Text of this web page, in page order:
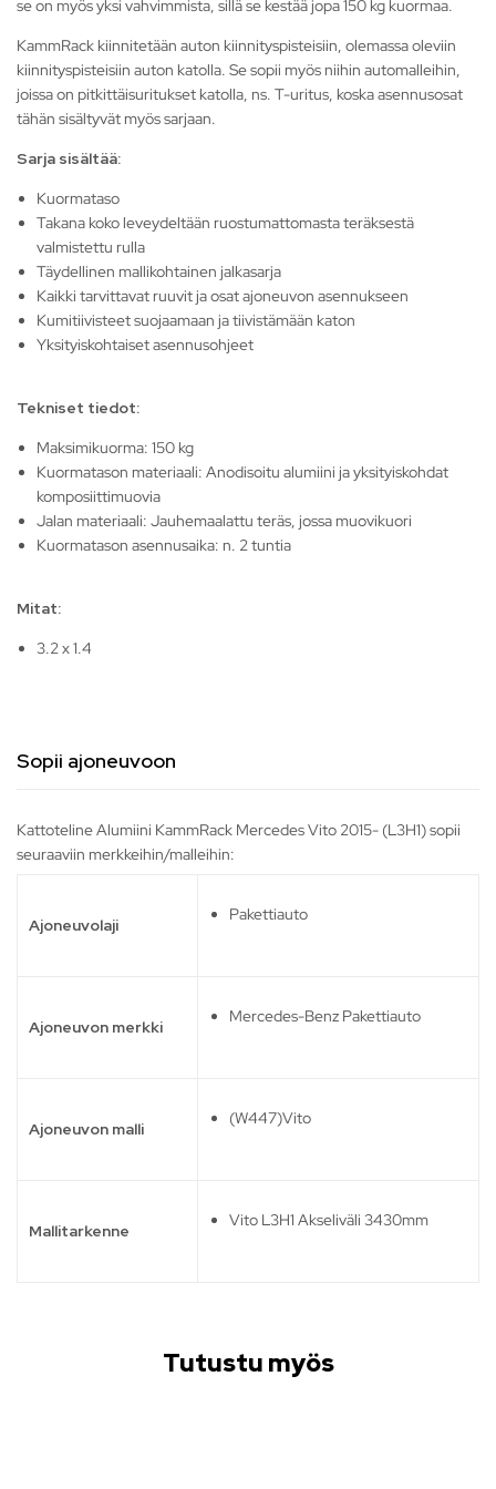
se on myös yksi vahvimmista, sillä se kestää jopa 150 kg kuormaa.
KammRack kiinnitetään auton kiinnityspisteisiin, olemassa oleviin
kiinnityspisteisiin auton katolla. Se sopii myös niihin automalleihin,
joissa on pitkittäisuritukset katolla, ns. T-uritus, koska asennusosat
tähän sisältyvät myös sarjaan.
Sarja sisältää:
Kuormataso
Takana koko leveydeltään ruostumattomasta teräksestä
valmistettu rulla
Täydellinen mallikohtainen jalkasarja
Kaikki tarvittavat ruuvit ja osat ajoneuvon asennukseen
Kumitiivisteet suojaamaan ja tiivistämään katon
Yksityiskohtaiset asennusohjeet
Tekniset tiedot:
Maksimikuorma: 150 kg
Kuormatason materiaali: Anodisoitu alumiini ja yksityiskohdat
komposiittimuovia
Jalan materiaali: Jauhemaalattu teräs, jossa muovikuori
Kuormatason asennusaika: n. 2 tuntia
Mitat:
3.2 x 1.4
Sopii ajoneuvoon
Kattoteline Alumiini KammRack Mercedes Vito 2015- (L3H1) sopii
seuraaviin merkkeihin/malleihin:
Ajoneuvolaji
Pakettiauto
Ajoneuvon merkki
Mercedes-Benz Pakettiauto
Ajoneuvon malli
(W447)Vito
Mallitarkenne
Vito L3H1 Akseliväli 3430mm
Tutustu myös